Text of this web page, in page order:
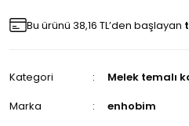
Bu ürünü 38,16 TL’den başlayan
Kategori
Melek temalı
Marka
enhobim